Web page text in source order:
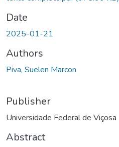
Date
2025-01-21
Authors
Piva, Suelen Marcon
Publisher
Universidade Federal de Viçosa
Abstract